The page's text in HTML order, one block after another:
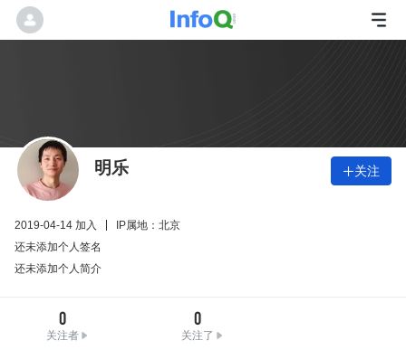
明乐 关注
2019-04-14 加入
IP属地：北京
还未添加个人签名
还未添加个人简介
0
关注者
0
关注了